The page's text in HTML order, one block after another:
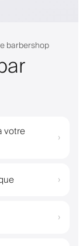
barbershop
votre
›
›
›